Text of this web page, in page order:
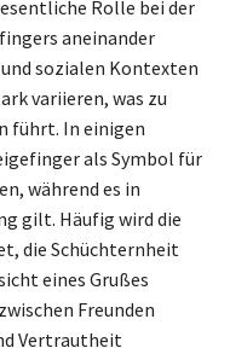
Rolle bei der
aneinander
sozialen Kontexten
variieren, was zu
führt. In einigen
als Symbol für
während es in
gilt. Häufig wird die
die Schüchternheit
eines Grußes
Freunden
Vertrautheit